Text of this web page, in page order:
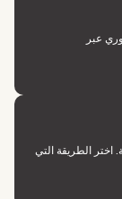
عبر
اختر الطريقة التي